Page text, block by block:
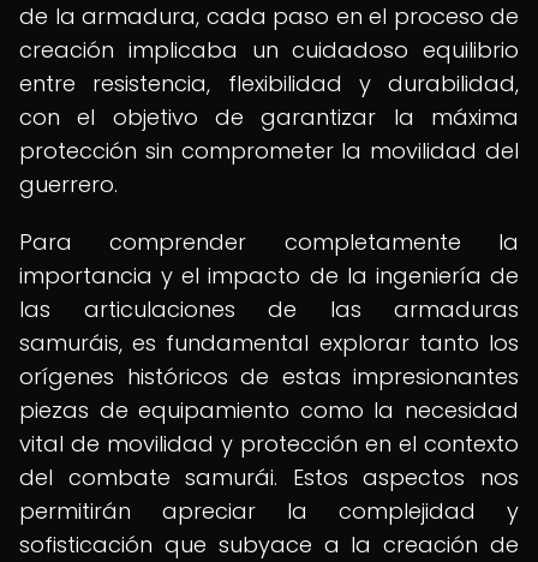
de la armadura, cada paso en el proceso de
creación implicaba un cuidadoso equilibrio
entre resistencia, flexibilidad y durabilidad,
con el objetivo de garantizar la máxima
protección sin comprometer la movilidad del
guerrero.
Para comprender completamente la
importancia y el impacto de la ingeniería de
las articulaciones de las armaduras
samuráis, es fundamental explorar tanto los
orígenes históricos de estas impresionantes
piezas de equipamiento como la necesidad
vital de movilidad y protección en el contexto
del combate samurái. Estos aspectos nos
permitirán apreciar la complejidad y
sofisticación que subyace a la creación de